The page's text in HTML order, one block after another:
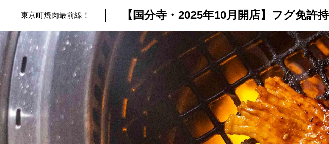
トップ プロが教えるレ
東京町焼肉最前線！